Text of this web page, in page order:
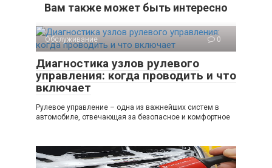
Вам также может быть интересно
Обслуживание 0
Диагностика узлов рулевого
управления: когда проводить и что
включает
Рулевое управление – одна из важнейших систем в
автомобиле, отвечающая за безопасное и комфортное